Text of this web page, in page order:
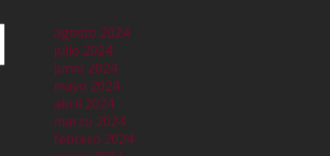
agosto 2024
julio 2024
junio 2024
mayo 2024
abril 2024
marzo 2024
febrero 2024